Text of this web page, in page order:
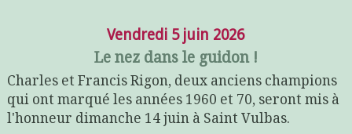
Vendredi 5 juin 2026
Le nez dans le guidon !
Charles et Francis Rigon, deux anciens champions
qui ont marqué les années 1960 et 70, seront mis à
l'honneur dimanche 14 juin à Saint Vulbas.